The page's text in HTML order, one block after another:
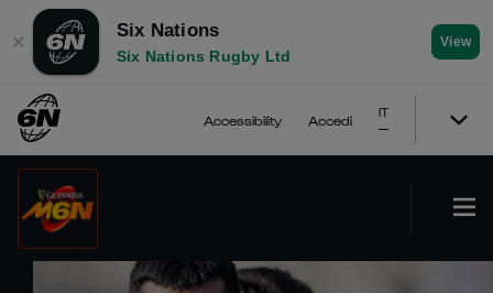
✕
Six Nations
Six Nations Rugby Ltd
View
Accessibility Accedi
IT